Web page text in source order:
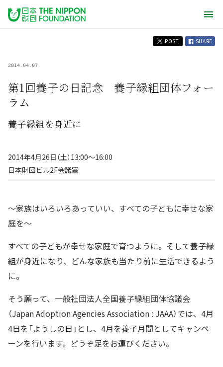
POST SHARE
2014.04.07
第1回養子の日記念 養子縁組団体フォー
ラム
養子縁組を身近に
2014年4月26日（土）13:00〜16:00
日本財団ビル2F会議室
〜家族はいろいろあっていい、すべての子どもに幸せな家
庭を〜
すべての子どもが幸せな家庭で育つように。そして養子縁
組が身近になり、どんな家族も当たり前に生活できるよう
に。
そう願って、一般社団法人全国養子縁組団体協議会
（Japan Adoption Agencies Association : JAAA）では、4月
4日を「ようしの日」とし、4月を養子月間としてキャンペ
ーンを行います。どうぞ足をお運びください。